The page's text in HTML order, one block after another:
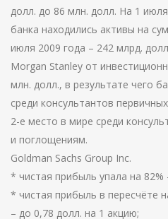
долл. до 86 млн. долл. На 1
банка находились активы на
июля 2009 года – 242 млрд.
Morgan Stanley от
млн. долл., в результате чего
среди консультантов
2-е место в мире среди
и поглощениям.
Goldman Sachs Group Inc.
* чистая прибыль упала на 82%
* чистая прибыль в пересчёте
– до 0,78 долл. на 1 акцию;